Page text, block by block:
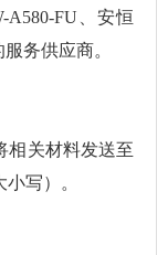
A580-FU、安恒
务供应商。
关材料发送至
写）。